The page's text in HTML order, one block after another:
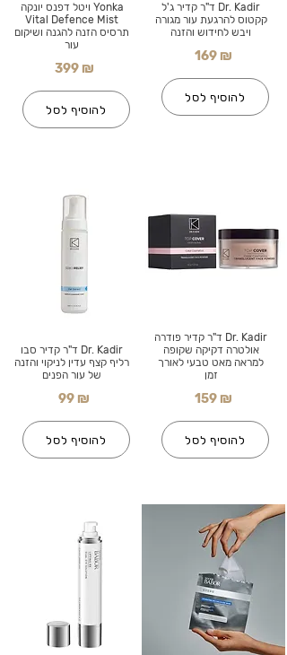
Yonka ויטל דפנס יונקה
Vital Defence Mist
תרסיס הזנה להגנה ושיקום
עור
399 ₪
להוסיף לסל
Dr. Kadir ד"ר קדיר סבו
רליף קצף עדין לניקוי והזנה
של עור הפנים
99 ₪
להוסיף לסל
Dr. Kadir ד"ר קדיר ג'ל
קקטוס להרגעת עור מגורה
ויבש לחידוש והזנה
169 ₪
להוסיף לסל
Dr. Kadir ד"ר קדיר פודרה
אולטרה דקיקה שקופה
למראה מאט טבעי לאורך
זמן
159 ₪
להוסיף לסל